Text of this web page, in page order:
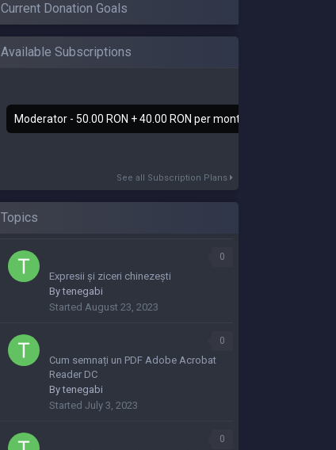
Current Donation Goals
Available Subscriptions
Moderator - 50.00 RON + 40.00 RON per month
See all Subscription Plans
Topics
0
Expresii și ziceri chinezești
Bytenegabi
Started August 23, 2023
0
Cum semnați un PDF Adobe Acrobat
Reader DC
Bytenegabi
Started July 3, 2023
0